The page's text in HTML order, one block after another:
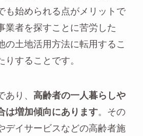
も始められる点がメリットで
業者を探すことに苦労した
の土地活用方法に転用するこ
りすることです。
あり、 高齢者の一人暮らしや
は増加傾向にあります。その
デイサービスなどの高齢者施